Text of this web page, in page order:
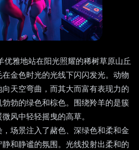
优雅地站在阳光照耀的稀树草原山丘
在金色时光的光线下闪闪发光。动物
天空弯曲，而其大而富有表现力的
勃的绿色和棕色。围绕羚羊的是簇
风中轻轻摇曳的高草。
，场景注入了赭色、深绿色和柔和金
和静谧的氛围。光线投射出柔和的